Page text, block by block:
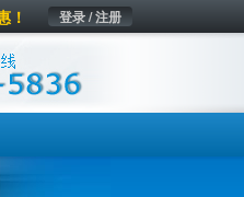
登录 / 注册
！